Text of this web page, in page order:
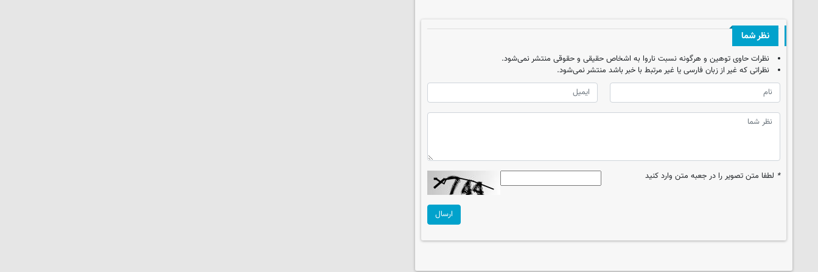
نظر شما
نظرات حاوی توهین و هرگونه نسبت ناروا به اشخاص حقیقی و حقوقی منتشر نمی‌شود.
نظراتی که غیر از زبان فارسی یا غیر مرتبط با خبر باشد منتشر نمی‌شود.
* لطفا متن تصویر را در جعبه متن وارد کنید
ارسال